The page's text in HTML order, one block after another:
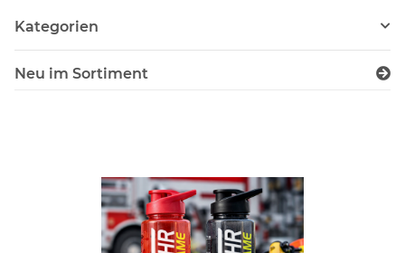
Kategorien
Neu im Sortiment